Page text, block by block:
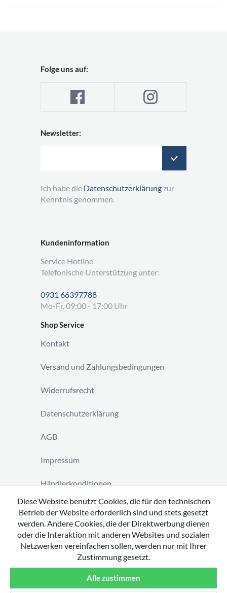
Kundeninformation
Service Hotline
Telefonische Unterstützung unter:
0931 66397788
Mo-Fr, 09:00 - 17:00 Uhr
Shop Service
Kontakt
Versand und Zahlungsbedingungen
Widerrufsrecht
Datenschutzerklärung
AGB
Impressum
Händlerkonditionen
Vertrag widerrufen
Folge uns auf:
Newsletter:
Ich habe die Datenschutzerklärung zur
Kenntnis genommen.
Diese Website benutzt Cookies, die für den technischen
Betrieb der Website erforderlich sind und stets gesetzt
werden. Andere Cookies, die der Direktwerbung dienen
oder die Interaktion mit anderen Websites und sozialen
Netzwerken vereinfachen sollen, werden nur mit Ihrer
Zustimmung gesetzt.